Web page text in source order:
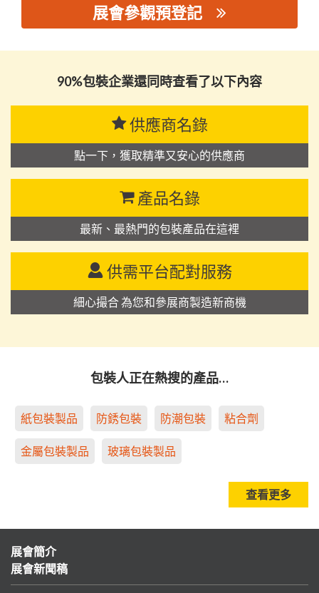
展會參觀預登記
公司
90%包裝企業還同時查看了以下內容
供應商名錄
點一下，獲取精準又安心的供應商
產品名錄
最新、最熱門的包裝產品在這裡
供需平台配對服務
細心撮合 為您和參展商製造新商機
包裝人正在熱搜的產品…
紙包裝製品 防銹包裝 防潮包裝 粘合劑
金屬包裝製品 玻璃包裝製品
查看更多
展會簡介
展會新聞稿